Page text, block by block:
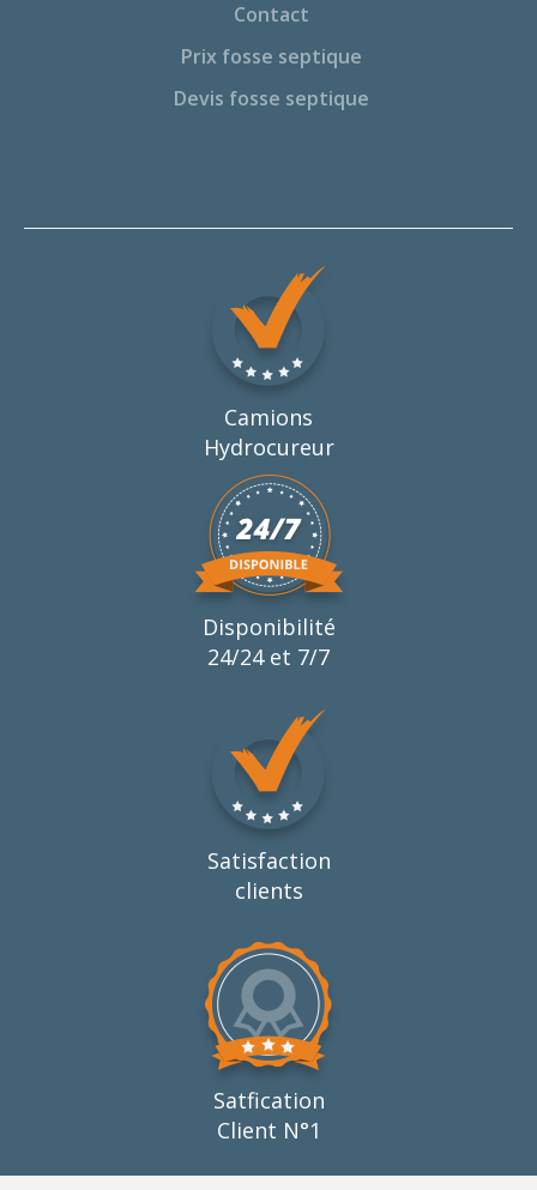
Contact
Prix fosse septique
Devis fosse septique
Camions
Hydrocureur
Disponibilité
24/24 et 7/7
Satisfaction
clients
Satfication
Client N°1